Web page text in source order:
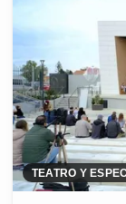
TEATRO Y